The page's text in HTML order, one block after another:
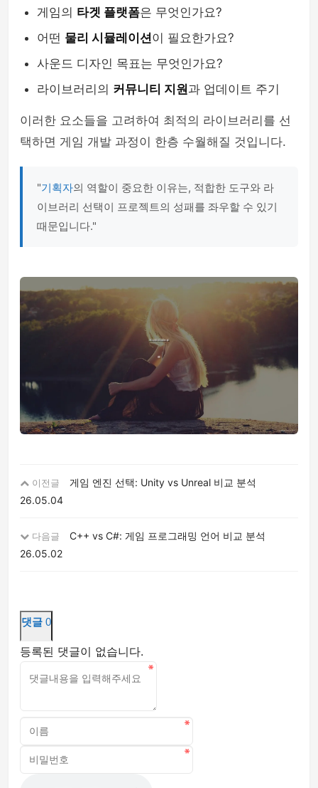
게임의 타겟 플랫폼은 무엇인가요?
어떤 물리 시뮬레이션이 필요한가요?
사운드 디자인 목표는 무엇인가요?
라이브러리의 커뮤니티 지원과 업데이트 주기
이러한 요소들을 고려하여 최적의 라이브러리를 선
택하면 게임 개발 과정이 한층 수월해질 것입니다.
"기획자의 역할이 중요한 이유는, 적합한 도구와 라
이브러리 선택이 프로젝트의 성패를 좌우할 수 있기
때문입니다."
이전글
게임 엔진 선택: Unity vs Unreal 비교 분석
26.05.04
다음글
C++ vs C#: 게임 프로그래밍 언어 비교 분석
26.05.02
댓글 0
등록된 댓글이 없습니다.